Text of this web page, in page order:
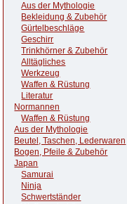
Aus der Mythologie
Bekleidung & Zubehör
Gürtelbeschläge
Geschirr
Trinkhörner & Zubehör
Alltägliches
Werkzeug
Waffen & Rüstung
Literatur
Normannen
Waffen & Rüstung
Aus der Mythologie
Beutel, Taschen, Lederwaren
Bogen, Pfeile & Zubehör
Japan
Samurai
Ninja
Schwertständer